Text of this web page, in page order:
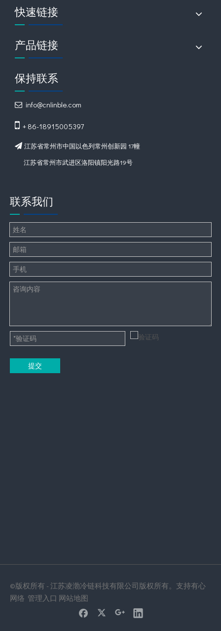
下一条:
Contact Us
防水PVC薄膜
快速链接
产品链接
保持联系
 info@cnlinble.com
 + 86-18915005397
 江苏省常州市中国以色列常州创新园 17幢
江苏省常州市武进区洛阳镇阳光路19号
联系我们
提交
©版权所有 - 江苏凌渤冷链科技有限公司版权所有。支持有心
网络 管理入口 网站地图